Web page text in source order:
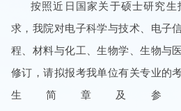
按照近日国家关于硕士研究
求，我院对电子科学与技术、电子
程、材料与化工、生物学、生物与
修订，请拟报考我单位有关专业的
生简章及参